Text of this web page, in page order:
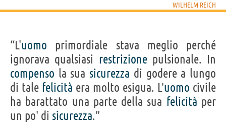
WILHELM REICH
“L'uomo primordiale stava meglio perché
ignorava qualsiasi restrizionepulsionale. In
compenso la sua sicurezza di godere a lungo
di tale felicità era molto esigua. L'uomo civile
ha barattato una parte della sua felicità per
un po' di sicurezza.”